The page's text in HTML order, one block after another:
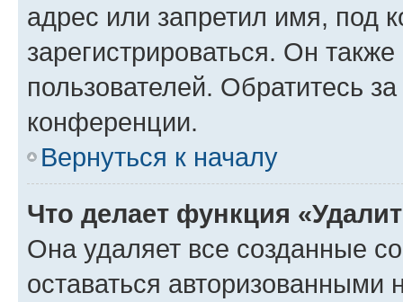
адрес или запретил имя, под
зарегистрироваться. Он
пользователей. Обратитесь
конференции.
Вернуться к началу
Что делает функция
Она удаляет все созданные
оставаться авторизованными